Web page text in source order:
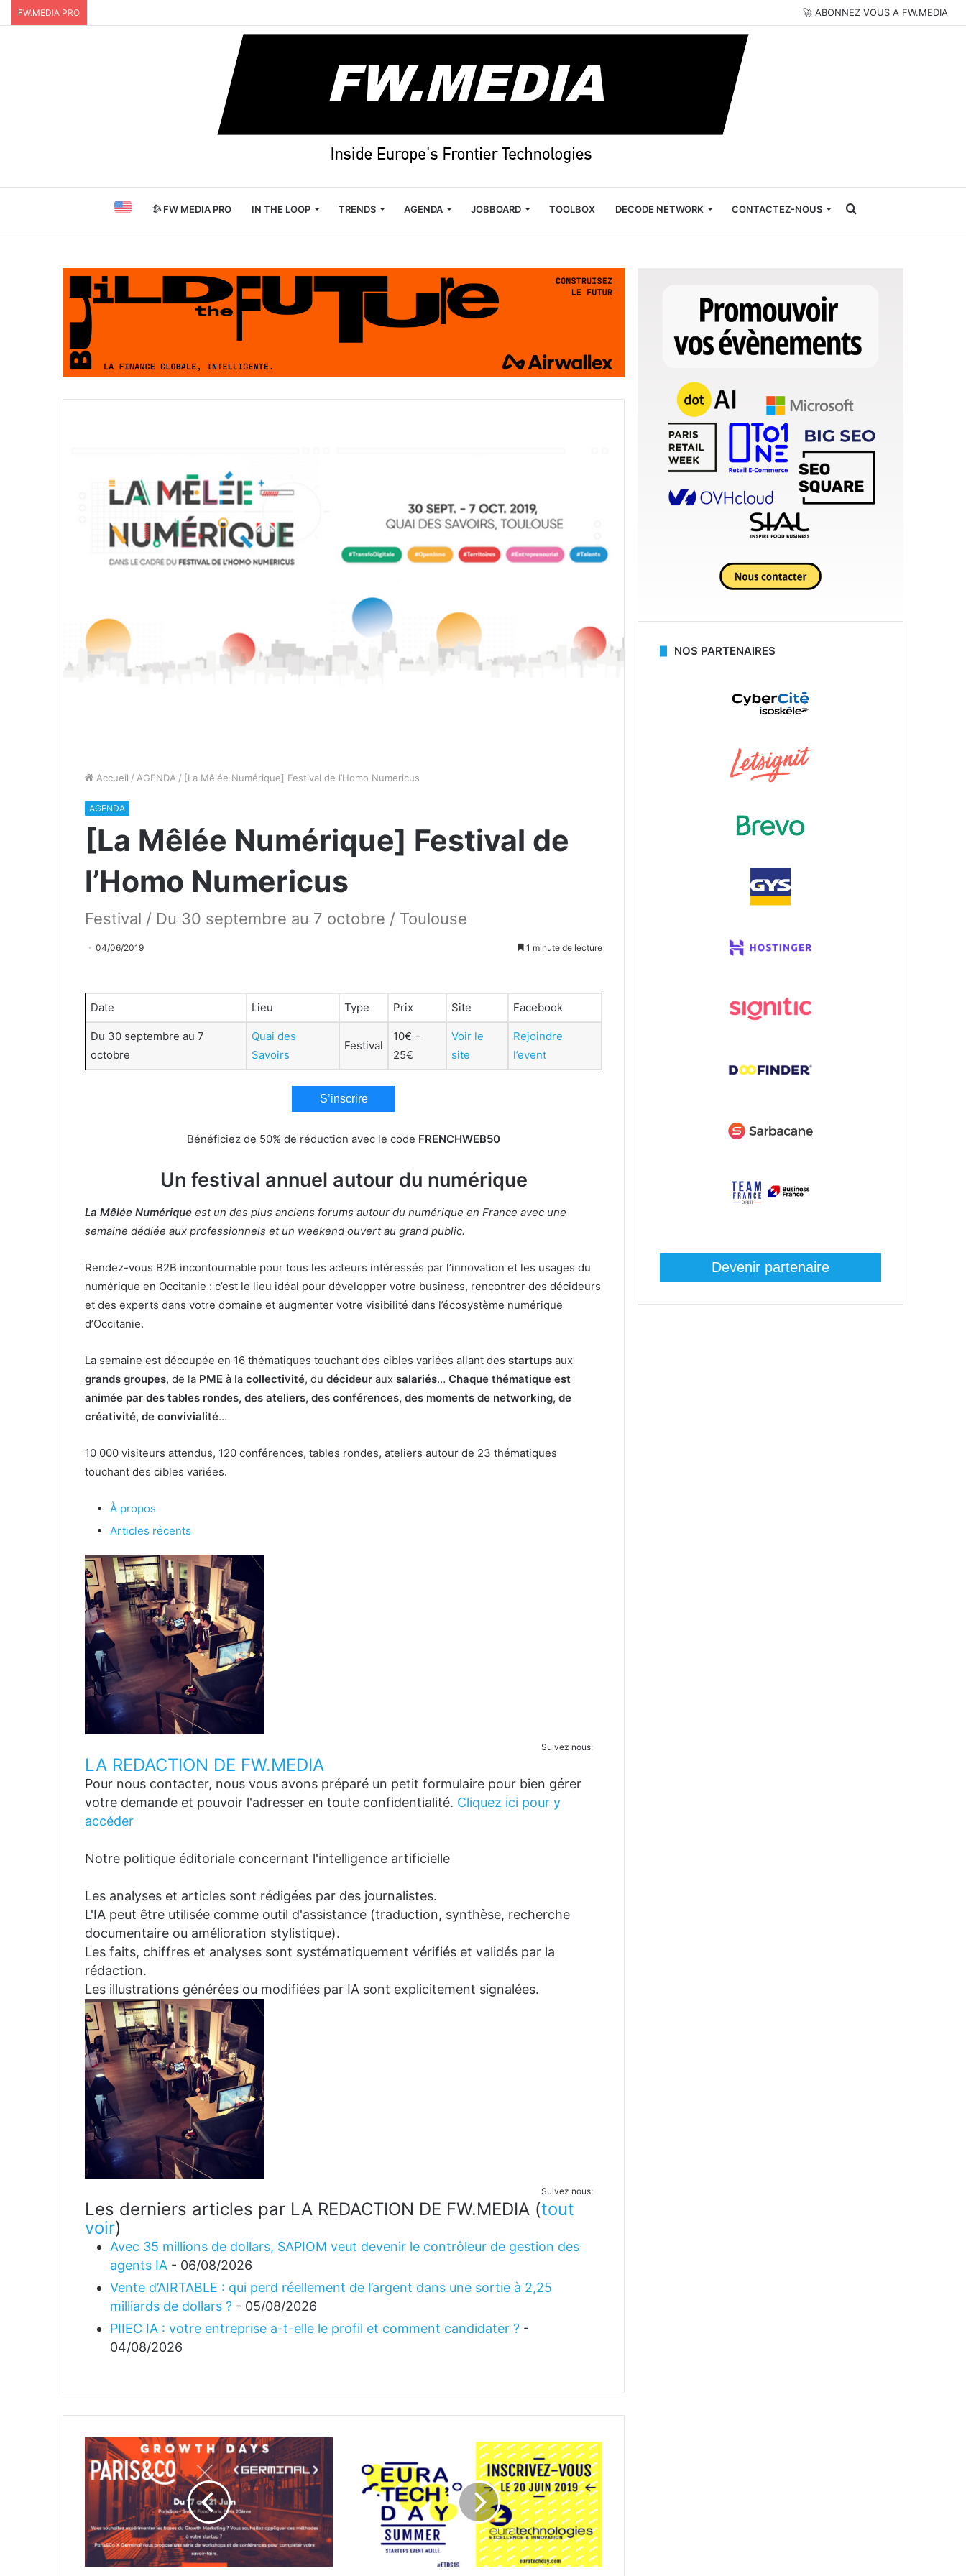
FW.MEDIA PRO 🚀 ABONNEZ VOUS A FW.MEDIA
FW MEDIA PRO IN THE LOOP TRENDS AGENDA JOBBOARD TOOLBOX DECODE NETWORK CONTACTEZ-NOUS Rechercher
Accueil / AGENDA / [La Mêlée Numérique] Festival de l’Homo Numericus
AGENDA
[La Mêlée Numérique] Festival de
l’Homo Numericus
Festival / Du 30 septembre au 7 octobre / Toulouse
04/06/2019 1 minute de lecture
Date Lieu Type Prix Site Facebook
Du 30 septembre au 7
octobre
Quai des
Savoirs
Festival
10€ –
25€
Voir le
site
Rejoindre
l’event
S’inscrire
Bénéficiez de 50% de réduction avec le code FRENCHWEB50
Un festival annuel autour du numérique
La Mêlée Numérique est un des plus anciens forums autour du numérique en France avec une
semaine dédiée aux professionnels et un weekend ouvert au grand public.
Rendez-vous B2B incontournable pour tous les acteurs intéressés par l’innovation et les usages du
numérique en Occitanie : c’est le lieu idéal pour développer votre business, rencontrer des décideurs
et des experts dans votre domaine et augmenter votre visibilité dans l’écosystème numérique
d’Occitanie.
La semaine est découpée en 16 thématiques touchant des cibles variées allant des startups aux
grands groupes, de la PME à la collectivité, du décideur aux salariés… Chaque thématique est
animée par des tables rondes, des ateliers, des conférences, des moments de networking, de
créativité, de convivialité…
10 000 visiteurs attendus, 120 conférences, tables rondes, ateliers autour de 23 thématiques
touchant des cibles variées.
À propos
Articles récents
Suivez nous:
LA REDACTION DE FW.MEDIA
Pour nous contacter, nous vous avons préparé un petit formulaire pour bien gérer
votre demande et pouvoir l'adresser en toute confidentialité. Cliquez ici pour y
accéder
Notre politique éditoriale concernant l'intelligence artificielle
Les analyses et articles sont rédigées par des journalistes.
L'IA peut être utilisée comme outil d'assistance (traduction, synthèse, recherche
documentaire ou amélioration stylistique).
Les faits, chiffres et analyses sont systématiquement vérifiés et validés par la
rédaction.
Les illustrations générées ou modifiées par IA sont explicitement signalées.
Suivez nous:
Les derniers articles par LA REDACTION DE FW.MEDIA (tout
voir)
Avec 35 millions de dollars, SAPIOM veut devenir le contrôleur de gestion des
agents IA - 06/08/2026
Vente d’AIRTABLE : qui perd réellement de l’argent dans une sortie à 2,25
milliards de dollars ? - 05/08/2026
PIIEC IA : votre entreprise a-t-elle le profil et comment candidater ? -
04/08/2026
NOS PARTENAIRES
Devenir partenaire